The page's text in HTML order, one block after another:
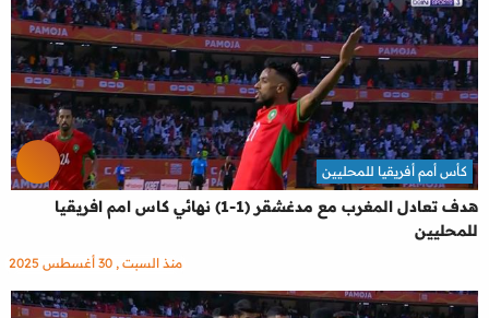
هدف تعادل المغرب مع مدغشقر (1-1) نهائي كاس امم افريقيا
للمحليين
كأس أمم أفريقيا للمحليين
منذ السبت , 30 أغسطس 2025